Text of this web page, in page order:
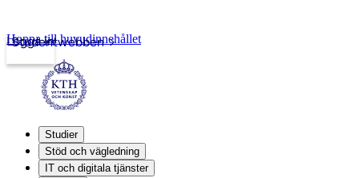
Studentwebben
Logga in
Hoppa till huvudinnehållet
Studier
Stöd och vägledning
IT och digitala tjänster